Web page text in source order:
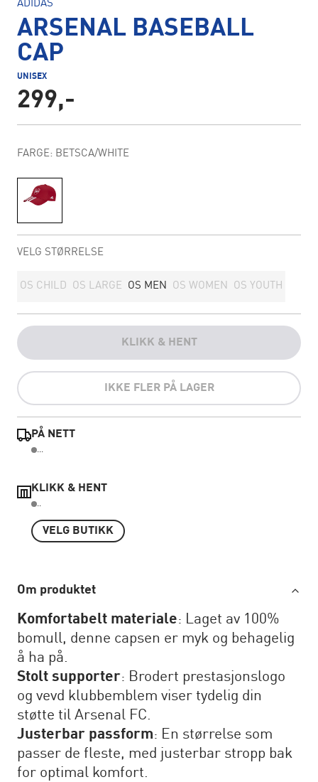
ADIDAS
ARSENAL BASEBALL
CAP
UNISEX
299,-
FARGE: BETSCA/WHITE
VELG STØRRELSE
OS CHILD OS LARGE OS MEN OS WOMEN OS YOUTH
KLIKK & HENT
IKKE FLER PÅ LAGER
PÅ NETT
...
KLIKK & HENT
..
VELG BUTIKK
Om produktet
Komfortabelt materiale: Laget av 100%
bomull, denne capsen er myk og behagelig
å ha på.
Stolt supporter: Brodert prestasjonslogo
og vevd klubbemblem viser tydelig din
støtte til Arsenal FC.
Justerbar passform: En størrelse som
passer de fleste, med justerbar stropp bak
for optimal komfort.